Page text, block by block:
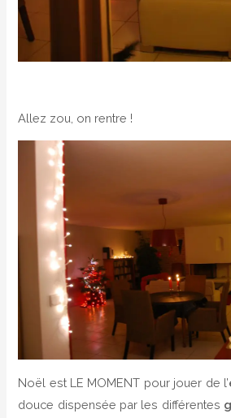
Allez zou, on rentre !
Noël est LE MOMENT pour jouer de l’
douce dispensée par les différentes